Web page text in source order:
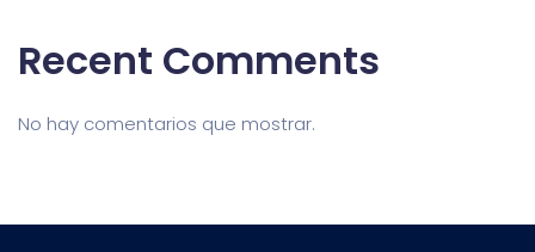
Recent Comments
No hay comentarios que mostrar.